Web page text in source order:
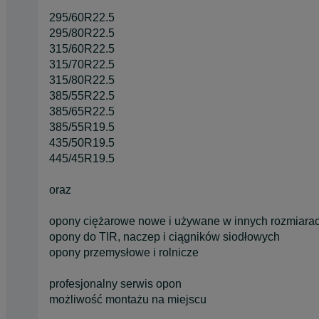
295/60R22.5
295/80R22.5
315/60R22.5
315/70R22.5
315/80R22.5
385/55R22.5
385/65R22.5
385/55R19.5
435/50R19.5
445/45R19.5
oraz
opony ciężarowe nowe i używane w innych
opony do TIR, naczep i ciągników siodłowych
opony przemysłowe i rolnicze
profesjonalny serwis opon
możliwość montażu na miejscu